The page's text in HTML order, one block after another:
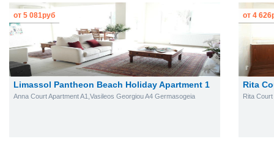
Limassol Pantheon Beach Holiday Apartment 1
Anna Court Apartment A1,Vasileos Georgiou A4 Germasogeia
от 5 081руб
Rita
Rita
от 4 626